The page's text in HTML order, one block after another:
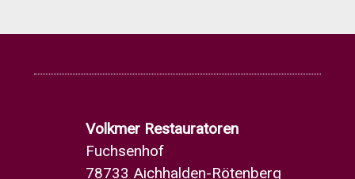
Volkmer Restauratoren
Fuchsenhof
78733 Aichhalden-Rötenberg